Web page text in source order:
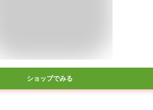
ショップでみる